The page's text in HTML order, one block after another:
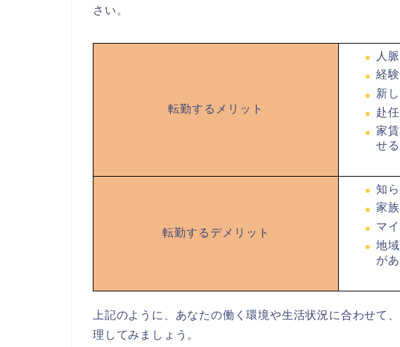
さい。
転勤するメリット
人
経
新
赴
家
せる
転勤するデメリット
知
家
マ
地
が
上記のように、あなたの働く環境や生活状況に合わせて
理してみましょう。